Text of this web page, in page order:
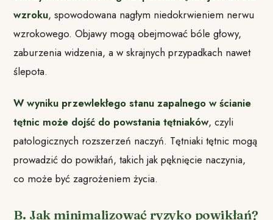
wzroku, spowodowana nagłym niedokrwieniem nerwu
wzrokowego. Objawy mogą obejmować bóle głowy,
zaburzenia widzenia, a w skrajnych przypadkach nawet
ślepota.
W wyniku przewlekłego stanu zapalnego w ścianie
tętnic może dojść do powstania tętniaków, czyli
patologicznych rozszerzeń naczyń. Tętniaki tętnic mogą
prowadzić do powikłań, takich jak pęknięcie naczynia,
co może być zagrożeniem życia.
B. Jak minimalizować ryzyko powikłań?